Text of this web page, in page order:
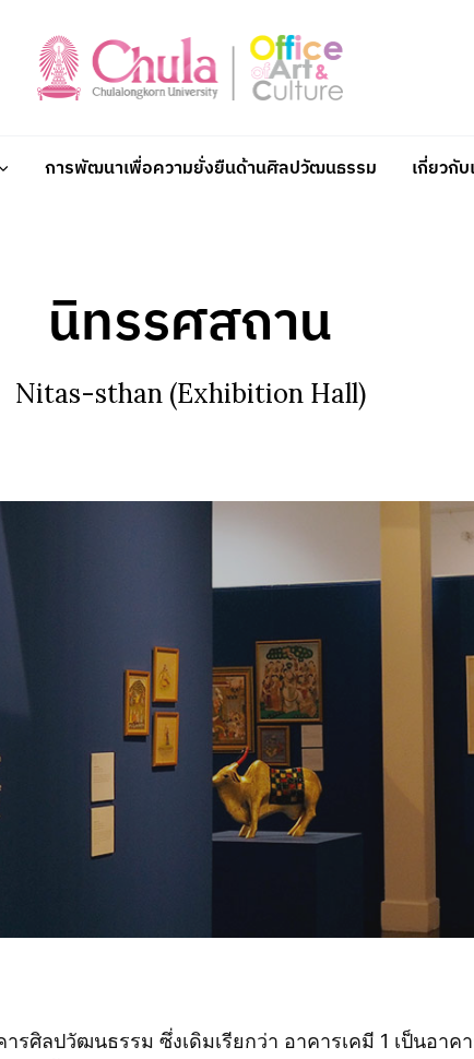
การพัฒนาเพื่อความยั่งยืนด้านศิลปวัฒนธรรม เกี่ยวกับ
นิทรรศสถาน
Nitas-sthan (Exhibition Hall)
รศิลปวัฒนธรรม ซึ่งเดิมเรียกว่า อาคารเคมี 1 เป็นอาค